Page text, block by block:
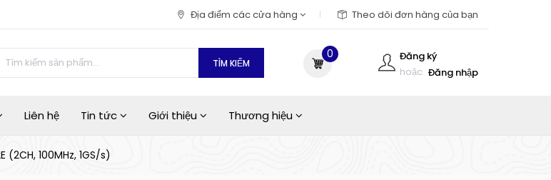
Địa điểm các cửa hàng Theo dõi đơn hàng của bạn
TÌM KIẾM
Đăng ký
hoặc Đăng nhập
0
Liên hệ Tin tức Giới thiệu Thương hiệu
(2CH, 100MHz, 1GS/s)